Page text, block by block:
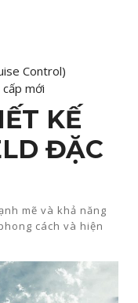
Control)​
mới​
KẾ
ĐẶC
mẽ và khả năng
cách và hiện